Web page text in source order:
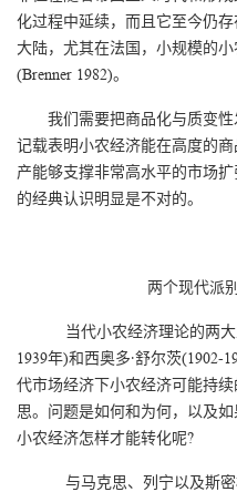
化过程中延续，而且它至今仍
大陆，尤其在法国，小规模的
(Brenner 1982)。
我们需要把商品化与质变
记载表明小农经济能在高度的
产能够支撑非常高水平的市场
的经典认识明显是不对的。
两个现代派
当代小农经济理论的两大
1939年)和西奥多·舒尔茨(1902-
代市场经济下小农经济可能持
思。问题是如何和为何，以及
小农经济怎样才能转化呢?
与马克思、列宁以及斯